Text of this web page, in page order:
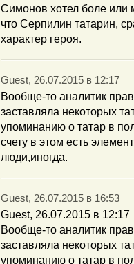
Симонов хотел боле или
что Серпилин татарин,
характер героя.
Guest, 26.07.2015 в 12:17
Вообще-то аналитик
заставляла некоторых
упоминанию о татар в
счету в этом есть
люди,иногда.
Guest, 26.07.2015 в 16:53
Guest, 26.07.2015 в 12:17
Вообще-то аналитик
заставляла некоторых
упоминанию о татар в